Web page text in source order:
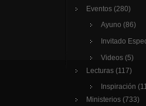
Eventos (280)
Ayuno (86)
Invitado
Videos (5)
Lecturas (117)
Inspiración
Ministerios (733)